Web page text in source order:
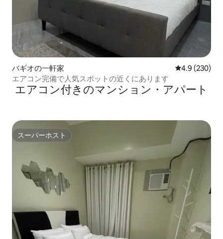
バギオの一軒家 レビュー230
4.9 (230)
エアコン完備で人気スポットの近くにあります
エアコン付きのマンション・アパート
スーパーホスト
スーパーホスト